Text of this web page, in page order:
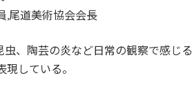
,尾道美術協会会長
虫、陶芸の炎など日常の観察で感じる
している。